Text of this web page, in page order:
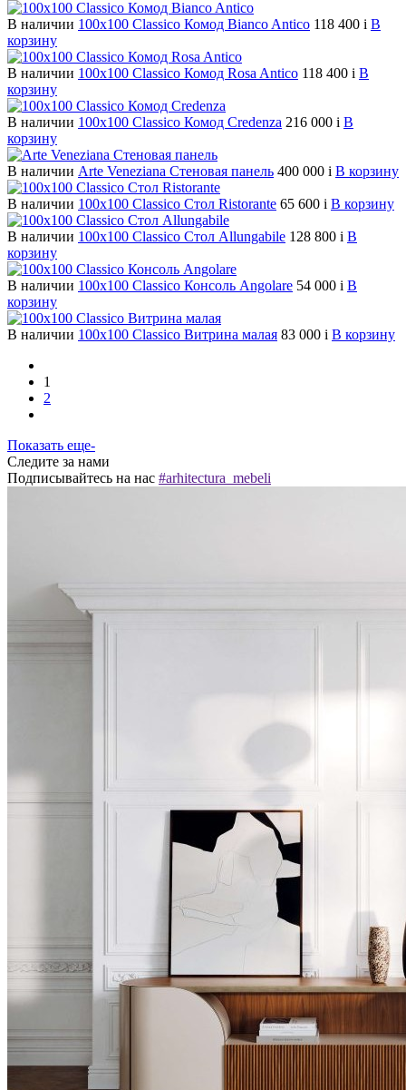
В наличии 100х100 Classico Комод Bianco Antico 118 400 i В
корзину
В наличии 100х100 Classico Комод Rosa Antico 118 400 i В
корзину
В наличии 100х100 Classico Комод Credenza 216 000 i В
корзину
В наличии Arte Veneziana Cтеновая панель 400 000 i В корзину
В наличии 100х100 Classico Стол Ristorante 65 600 i В корзину
В наличии 100х100 Classico Стол Allungabile 128 800 i В
корзину
В наличии 100х100 Classico Консоль Angolare 54 000 i В
корзину
В наличии 100х100 Classico Витрина малая 83 000 i В корзину
1
2
Показать еще-
Следите за нами
Подписывайтесь на нас #arhitectura_mebeli